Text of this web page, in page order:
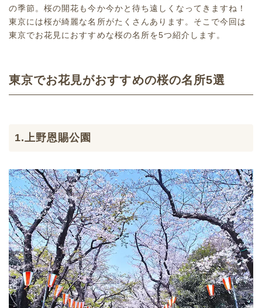
の季節。桜の開花も今か今かと待ち遠しくなってきますね！
東京には桜が綺麗な名所がたくさんあります。そこで今回は
東京でお花見におすすめな桜の名所を5つ紹介します。
東京でお花見がおすすめの桜の名所5選
1.上野恩賜公園